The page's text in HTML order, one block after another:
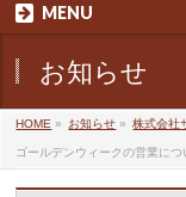
MENU
お知らせ
HOME » お知らせ » 株式会社
ゴールデンウィークの営業につ